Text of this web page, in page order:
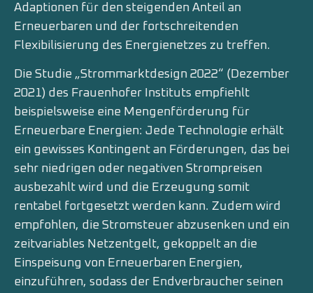
Adaptionen für den steigenden Anteil an
Erneuerbaren und der fortschreitenden
Flexibilisierung des Energienetzes zu treffen.
Die Studie „Strommarktdesign 2022“ (Dezember
2021) des Frauenhofer Instituts empfiehlt
beispielsweise eine Mengenförderung für
Erneuerbare Energien: Jede Technologie erhält
ein gewisses Kontingent an Förderungen, das bei
sehr niedrigen oder negativen Strompreisen
ausbezahlt wird und die Erzeugung somit
rentabel fortgesetzt werden kann. Zudem wird
empfohlen, die Stromsteuer abzusenken und ein
zeitvariables Netzentgelt, gekoppelt an die
Einspeisung von Erneuerbaren Energien,
einzuführen, sodass der Endverbraucher seinen